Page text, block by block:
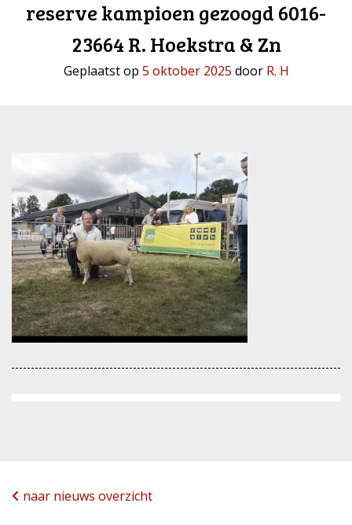
reserve kampioen gezoogd 6016-
23664 R. Hoekstra & Zn
Geplaatst op 5 oktober 2025 door R. H
naar nieuws overzicht